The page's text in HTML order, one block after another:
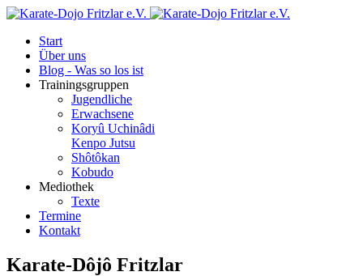
Start
Über uns
Blog - Was so los ist
Trainingsgruppen
Jugendliche
Erwachsene
Koryû Uchinâdi
Kenpo Jutsu
Shôtôkan
Kobudo
Mediothek
Texte
Termine
Kontakt
Karate-Dôjô Fritzlar